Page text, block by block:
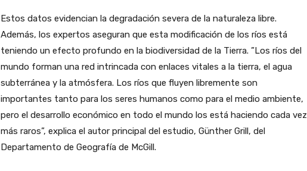
Estos datos evidencian la degradación severa de la naturaleza libre.
Además, los expertos aseguran que esta modificación de los ríos está
teniendo un efecto profundo en la biodiversidad de la Tierra. ”Los ríos del
mundo forman una red intrincada con enlaces vitales a la tierra, el agua
subterránea y la atmósfera. Los ríos que fluyen libremente son
importantes tanto para los seres humanos como para el medio ambiente,
pero el desarrollo económico en todo el mundo los está haciendo cada vez
más raros”, explica el autor principal del estudio, Günther Grill, del
Departamento de Geografía de McGill.